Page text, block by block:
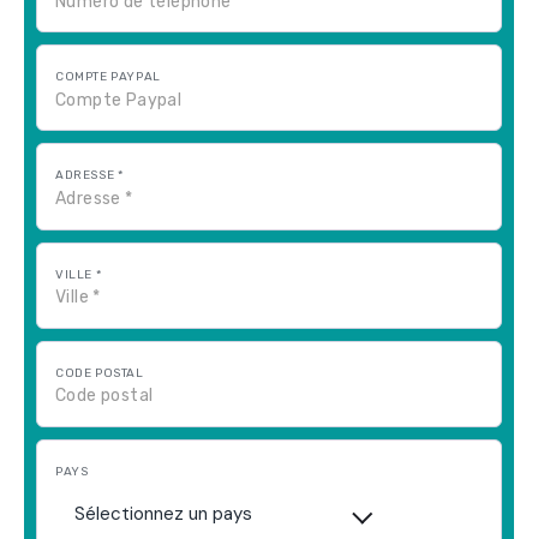
COMPTE PAYPAL
ADRESSE *
VILLE *
CODE POSTAL
PAYS
Sélectionnez un pays